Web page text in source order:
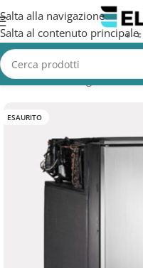
Salta alla navigazione
Salta al contenuto principale
Home/Non Categorizzata
ESAURITO